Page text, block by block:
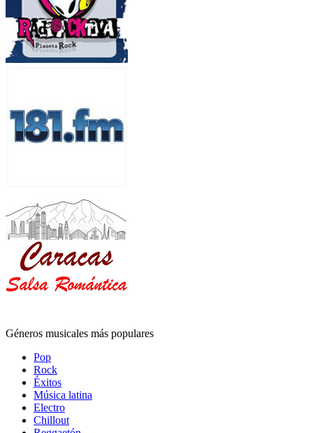
Géneros musicales más populares
Pop
Rock
Éxitos
Música latina
Electro
Chillout